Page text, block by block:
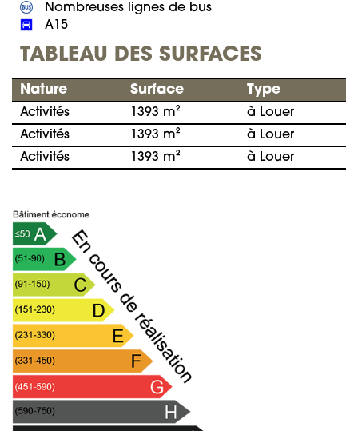
A15
TABLEAU DES SURFACES
Nature Surface Type
Activités 1393 m²
à Louer
Activités
1393 m²
à Louer
Activités
1393 m² à Louer